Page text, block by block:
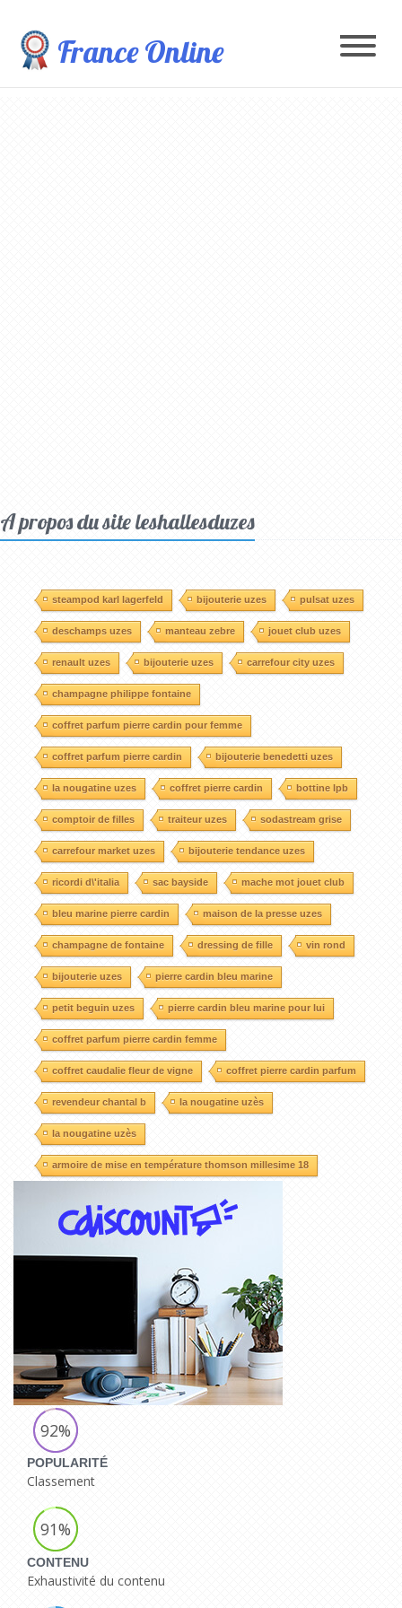
France Online
A propos du site leshallesduzes
steampod karl lagerfeld bijouterie uzes pulsat uzes
deschamps uzes manteau zebre jouet club uzes
renault uzes bijouterie uzes carrefour city uzes
champagne philippe fontaine
coffret parfum pierre cardin pour femme
coffret parfum pierre cardin bijouterie benedetti uzes
la nougatine uzes coffret pierre cardin bottine lpb
comptoir de filles traiteur uzes sodastream grise
carrefour market uzes bijouterie tendance uzes
ricordi d\'italia sac bayside mache mot jouet club
bleu marine pierre cardin maison de la presse uzes
champagne de fontaine dressing de fille vin rond
bijouterie uzes pierre cardin bleu marine
petit beguin uzes pierre cardin bleu marine pour lui
coffret parfum pierre cardin femme
coffret caudalie fleur de vigne coffret pierre cardin parfum
revendeur chantal b la nougatine uzès
la nougatine uzès
armoire de mise en température thomson millesime 18
92%
POPULARITÉ
Classement
91%
CONTENU
Exhaustivité du contenu